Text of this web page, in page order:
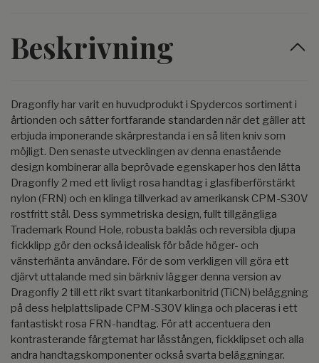
Beskrivning
Dragonfly har varit en huvudprodukt i Spydercos sortiment i
årtionden och sätter fortfarande standarden när det gäller att
erbjuda imponerande skärprestanda i en så liten kniv som
möjligt. Den senaste utvecklingen av denna enastående
design kombinerar alla beprövade egenskaper hos den lätta
Dragonfly 2 med ett livligt rosa handtag i glasfiberförstärkt
nylon (FRN) och en klinga tillverkad av amerikansk CPM-S30V
rostfritt stål. Dess symmetriska design, fullt tillgängliga
Trademark Round Hole, robusta baklås och reversibla djupa
fickklipp gör den också idealisk för både höger- och
vänsterhänta användare. För de som verkligen vill göra ett
djärvt uttalande med sin bärkniv lägger denna version av
Dragonfly 2 till ett rikt svart titankarbonitrid (TiCN) beläggning
på dess helplattslipade CPM-S30V klinga och placeras i ett
fantastiskt rosa FRN-handtag. För att accentuera den
kontrasterande färgtemat har låsstången, fickklipset och alla
andra handtagskomponenter också svarta beläggningar.